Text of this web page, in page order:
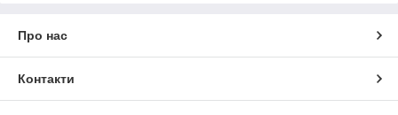
Про нас
Контакти